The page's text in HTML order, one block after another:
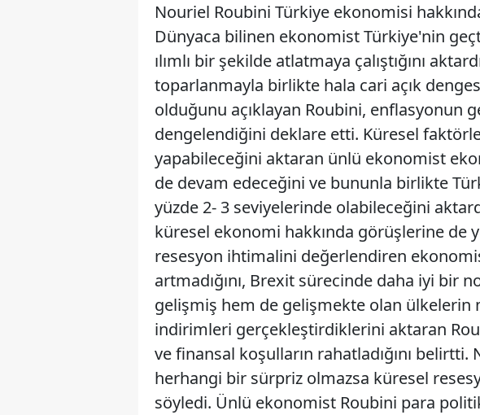
Nouriel Roubini Türkiye ekonomisi
Dünyaca bilinen ekonomist Türkiye'nin
ılımlı bir şekilde atlatmaya çalıştığını
toparlanmayla birlikte hala cari açık
olduğunu açıklayan Roubini, enflasyonun
dengelendiğini deklare etti. Küresel
yapabileceğini aktaran ünlü ekonomist
de devam edeceğini ve bununla birlikte
yüzde 2- 3 seviyelerinde olabileceğini
küresel ekonomi hakkında görüşlerine de
resesyon ihtimalini değerlendiren
artmadığını, Brexit sürecinde daha iyi bir
gelişmiş hem de gelişmekte olan ülkelerin
indirimleri gerçekleştirdiklerini aktaran
ve finansal koşulların rahatladığını
herhangi bir sürpriz olmazsa küresel
söyledi. Ünlü ekonomist Roubini para